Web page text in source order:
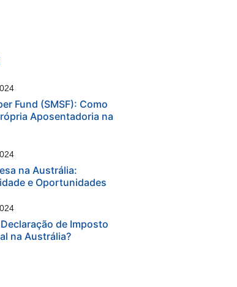
Fund (SMSF): Como
Aposentadoria na
na Austrália:
e Oportunidades
de Imposto
na Austrália?